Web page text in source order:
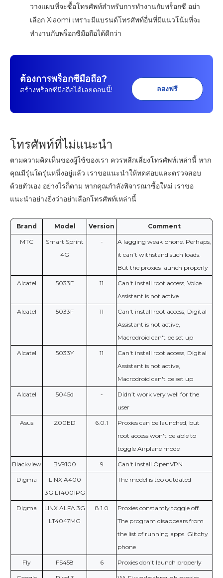
วางแผนที่จะซื้อโทรศัพท์สำหรับการทำงานกับพร็อกซี อย่า
เลือก Xiaomi เพราะมีแบรนด์โทรศัพท์อื่นที่มีแนวโน้มที่จะ
ทำงานกับพร็อกซีมือถือได้ดีกว่า
ต้องการพร็อกซีมือถือ?
สร้างพร็อกซีมือถือได้เลยตอนนี้! ลองฟรี
โทรศัพท์ที่ไม่แนะนำ
ตามความคิดเห็นของผู้ใช้ของเรา ควรหลีกเลี่ยงโทรศัพท์เหล่านี้ หาก
คุณมีรุ่นใดรุ่นหนึ่งอยู่แล้ว เราขอแนะนำให้ทดสอบและตรวจสอบ
ด้วยตัวเอง อย่างไรก็ตาม หากคุณกำลังพิจารณาซื้อใหม่ เราขอ
แนะนำอย่างยิ่งว่าอย่าเลือกโทรศัพท์เหล่านี้
Brand Model Version Comment
МТС
Smart Sprint
4G
-
A lagging weak phone. Perhaps,
it can’t withstand such loads.
But the proxies launch properly
Alcatel 5033E 11
Can't install root access, Voice
Assistant is not active
Alcatel 5033F 11
Can't install root access, Digital
Assistant is not active,
Macrodroid can't be set up
Alcatel 5033Y 11
Can't install root access, Digital
Assistant is not active,
Macrodroid can't be set up
Alcatel 5045d -
Didn’t work very well for the
user
Asus Z00ED 6.0.1
Proxies can be launched, but
root access won't be able to
toggle Airplane mode
Blackview BV9100 9 Can't install OpenVPN
Digma
LINX A400
3G LT4001PG
- The model is too outdated
Digma
LINX ALFA 3G
LT4047MG
8.1.0
Proxies constantly toggle off.
The program disappears from
the list of running apps. Glitchy
phone
Fly FS458 6 Proxies don’t launch properly